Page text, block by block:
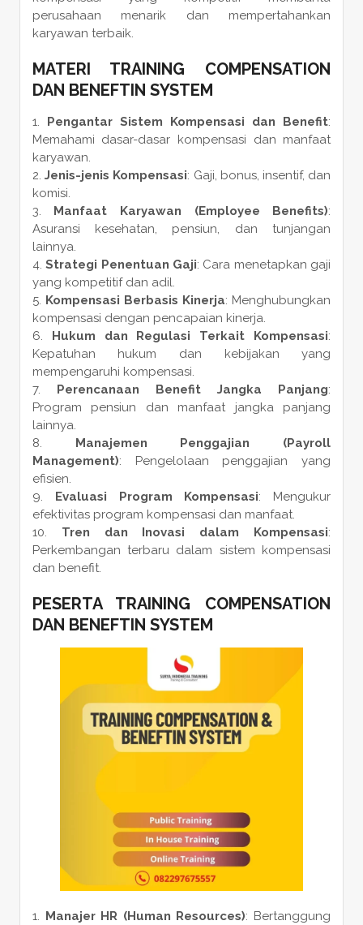
perusahaan menarik dan mempertahankan
karyawan terbaik.
MATERI TRAINING COMPENSATION
DAN BENEFTIN SYSTEM
Pengantar Sistem Kompensasi dan Benefit:
Memahami dasar-dasar kompensasi dan manfaat
karyawan.
Jenis-jenis Kompensasi: Gaji, bonus, insentif, dan
komisi.
Manfaat Karyawan (Employee Benefits):
Asuransi kesehatan, pensiun, dan tunjangan
lainnya.
Strategi Penentuan Gaji: Cara menetapkan gaji
yang kompetitif dan adil.
Kompensasi Berbasis Kinerja: Menghubungkan
kompensasi dengan pencapaian kinerja.
Hukum dan Regulasi Terkait Kompensasi:
Kepatuhan hukum dan kebijakan yang
mempengaruhi kompensasi.
Perencanaan Benefit Jangka Panjang:
Program pensiun dan manfaat jangka panjang
lainnya.
Manajemen Penggajian (Payroll
Management): Pengelolaan penggajian yang
efisien.
Evaluasi Program Kompensasi: Mengukur
efektivitas program kompensasi dan manfaat.
Tren dan Inovasi dalam Kompensasi:
Perkembangan terbaru dalam sistem kompensasi
dan benefit.
PESERTA TRAINING COMPENSATION
DAN BENEFTIN SYSTEM
Manajer HR (Human Resources): Bertanggung